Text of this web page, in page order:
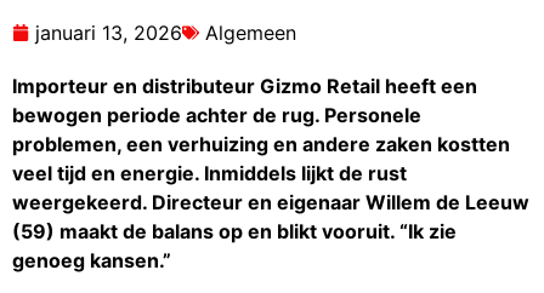
januari 13, 2026 Algemeen
Importeur en distributeur Gizmo Retail heeft een
bewogen periode achter de rug. Personele
problemen, een verhuizing en andere zaken kostten
veel tijd en energie. Inmiddels lijkt de rust
weergekeerd. Directeur en eigenaar Willem de Leeuw
(59) maakt de balans op en blikt vooruit. “Ik zie
genoeg kansen.”